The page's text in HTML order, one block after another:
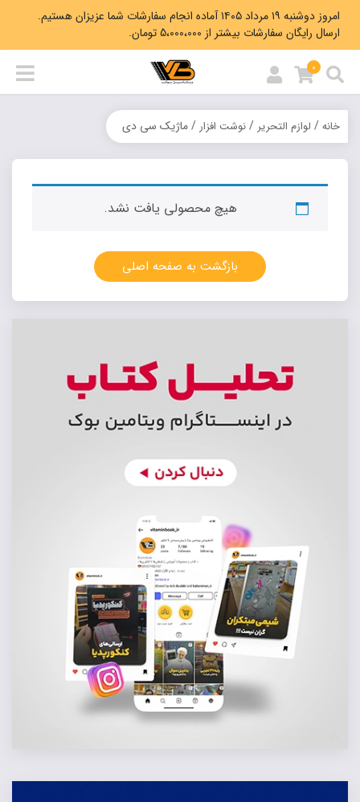
امروز دوشنبه ۱۹ مرداد ۱۴۰۵ آماده انجام سفارشات شما عزیزان هستیم.
ارسال رایگان سفارشات بیشتر از 5،000،000 تومان.
0
خانه/ لوازم التحریر /نوشت افزار / ماژیک سی دی
هیچ محصولی یافت نشد.
بازگشت به صفحه اصلی